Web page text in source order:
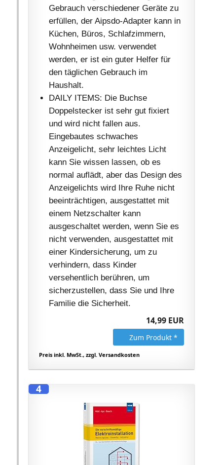
Gebrauch verschiedener Geräte zu
erfüllen, der Aipsdo-Adapter kann in
Küchen, Büros, Schlafzimmern,
Wohnheimen usw. verwendet
werden, er ist ein guter Helfer für
den täglichen Gebrauch im
Haushalt.
DAILY ITEMS: Die Buchse
Doppelstecker ist sehr gut fixiert
und wird nicht fallen aus.
Eingebautes schwaches
Anzeigelicht, sehr leichtes Licht
kann Sie wissen lassen, ob es
normal auflädt, aber das Design des
Anzeigelichts wird Ihre Ruhe nicht
beeinträchtigen, ausgestattet mit
einem Netzschalter kann
ausgeschaltet werden, wenn Sie es
nicht verwenden, ausgestattet mit
einer Kindersicherung, um zu
verhindern, dass Kinder
versehentlich berühren, um
sicherzustellen, dass Sie und Ihre
Familie die Sicherheit.
14,99 EUR
Zum Produkt *
Preis inkl. MwSt., zzgl. Versandkosten
4